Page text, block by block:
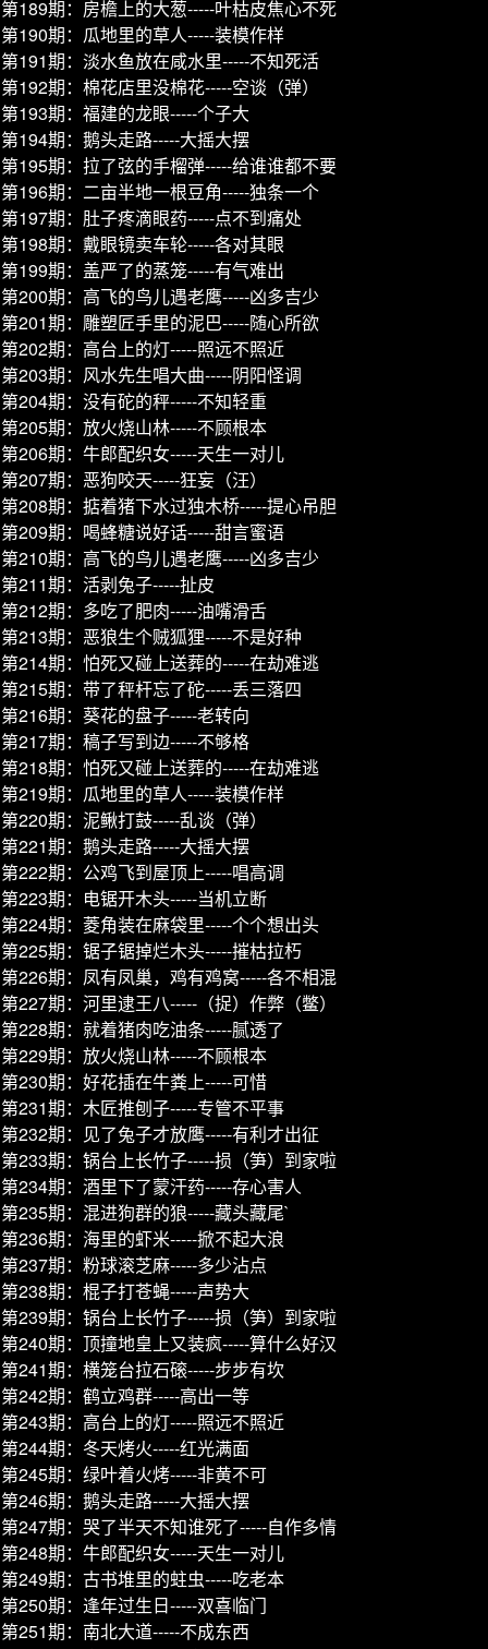
第189期：房檐上的大葱-----叶枯皮焦心不死
第190期：瓜地里的草人-----装模作样
第191期：淡水鱼放在咸水里-----不知死活
第192期：棉花店里没棉花-----空谈（弹）
第193期：福建的龙眼-----个子大
第194期：鹅头走路-----大摇大摆
第195期：拉了弦的手榴弹-----给谁谁都不要
第196期：二亩半地一根豆角-----独条一个
第197期：肚子疼滴眼药-----点不到痛处
第198期：戴眼镜卖车轮-----各对其眼
第199期：盖严了的蒸笼-----有气难出
第200期：高飞的鸟儿遇老鹰-----凶多吉少
第201期：雕塑匠手里的泥巴-----随心所欲
第202期：高台上的灯-----照远不照近
第203期：风水先生唱大曲-----阴阳怪调
第204期：没有砣的秤-----不知轻重
第205期：放火烧山林-----不顾根本
第206期：牛郎配织女-----天生一对儿
第207期：恶狗咬天-----狂妄（汪）
第208期：掂着猪下水过独木桥-----提心吊胆
第209期：喝蜂糖说好话-----甜言蜜语
第210期：高飞的鸟儿遇老鹰-----凶多吉少
第211期：活剥兔子-----扯皮
第212期：多吃了肥肉-----油嘴滑舌
第213期：恶狼生个贼狐狸-----不是好种
第214期：怕死又碰上送葬的-----在劫难逃
第215期：带了秤杆忘了砣-----丢三落四
第216期：葵花的盘子-----老转向
第217期：稿子写到边-----不够格
第218期：怕死又碰上送葬的-----在劫难逃
第219期：瓜地里的草人-----装模作样
第220期：泥鳅打鼓-----乱谈（弹）
第221期：鹅头走路-----大摇大摆
第222期：公鸡飞到屋顶上-----唱高调
第223期：电锯开木头-----当机立断
第224期：菱角装在麻袋里-----个个想出头
第225期：锯子锯掉烂木头-----摧枯拉朽
第226期：凤有凤巢，鸡有鸡窝-----各不相混
第227期：河里逮王八-----（捉）作弊（鳖）
第228期：就着猪肉吃油条-----腻透了
第229期：放火烧山林-----不顾根本
第230期：好花插在牛粪上-----可惜
第231期：木匠推刨子-----专管不平事
第232期：见了兔子才放鹰-----有利才出征
第233期：锅台上长竹子-----损（笋）到家啦
第234期：酒里下了蒙汗药-----存心害人
第235期：混进狗群的狼-----藏头藏尾`
第236期：海里的虾米-----掀不起大浪
第237期：粉球滚芝麻-----多少沾点
第238期：棍子打苍蝇-----声势大
第239期：锅台上长竹子-----损（笋）到家啦
第240期：顶撞地皇上又装疯-----算什么好汉
第241期：横笼台拉石磙-----步步有坎
第242期：鹤立鸡群-----高出一等
第243期：高台上的灯-----照远不照近
第244期：冬天烤火-----红光满面
第245期：绿叶着火烤-----非黄不可
第246期：鹅头走路-----大摇大摆
第247期：哭了半天不知谁死了-----自作多情
第248期：牛郎配织女-----天生一对儿
第249期：古书堆里的蛀虫-----吃老本
第250期：逢年过生日-----双喜临门
第251期：南北大道-----不成东西